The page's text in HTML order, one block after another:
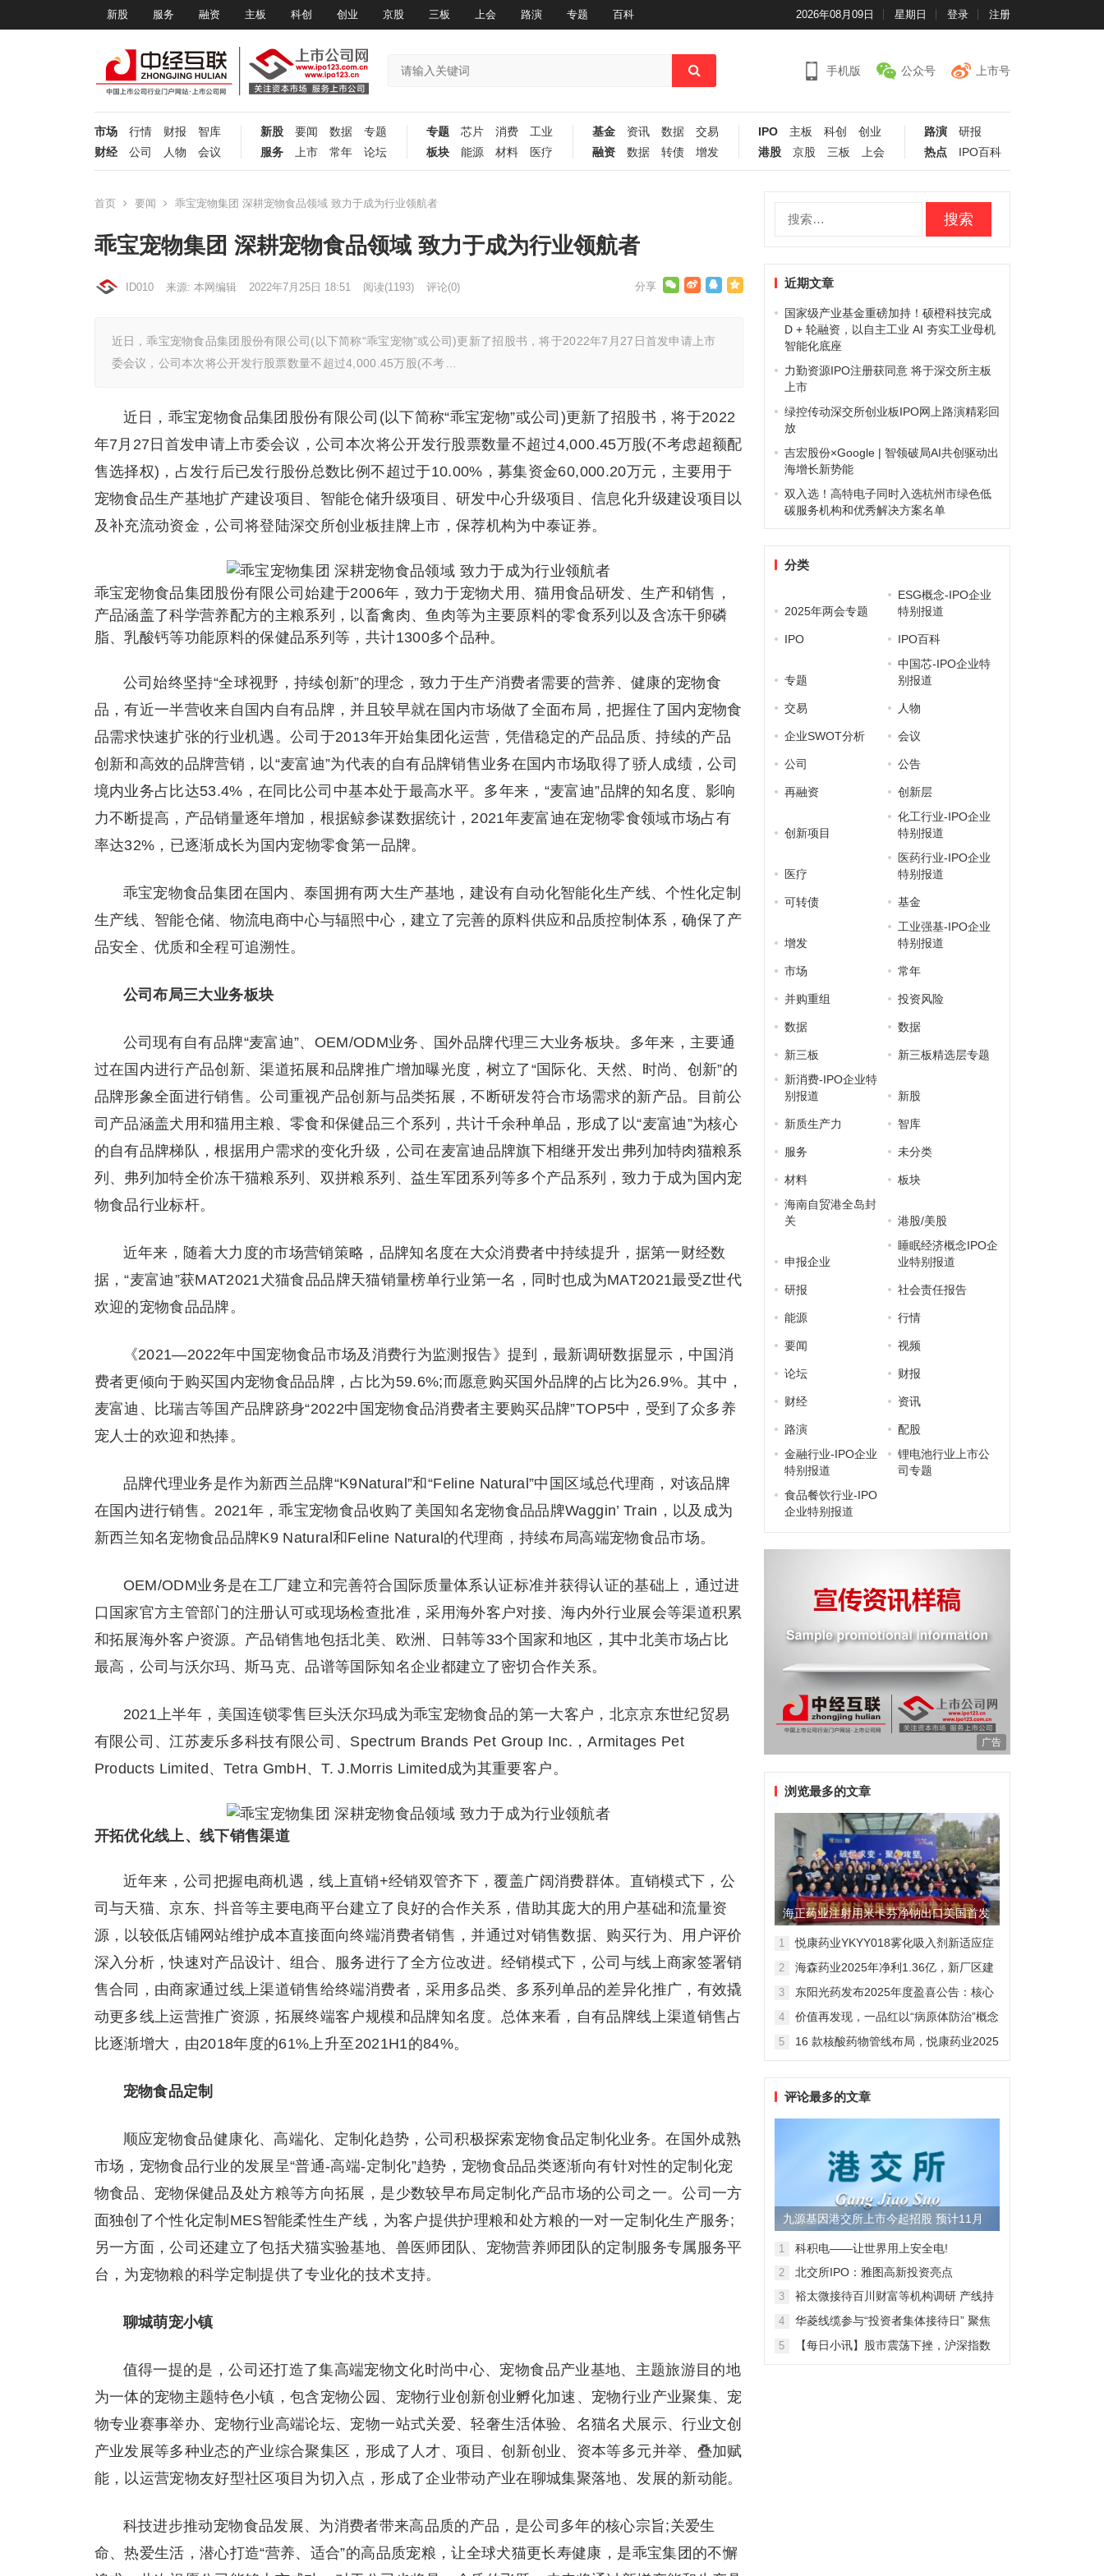
新股 服务 融资 主板 科创 创业 京股 三板 上会 路演 专题 百科 2026年08月09日 星期日 登录 注册
手机版 公众号 上市号
市场 行情 财报
智库
财经
公司 人物 会议
新股 要闻 数据
专题
服务
上市 常年 论坛
专题 芯片 消费
工业
板块
能源 材料 医疗
基金 资讯 数据
交易
融资
数据 转债 增发
IPO 主板 科创
创业
港股
京股 三板 上会
路演
研报
热点
IPO百科
首页 要闻 乖宝宠物集团 深耕宠物食品领域 致力于成为行业领航者
乖宝宠物集团 深耕宠物食品领域 致力于成为行业领航者
ID010 来源: 本网编辑 2022年7月25日 18:51 阅读(1193) 评论(0)
近日，乖宝宠物食品集团股份有限公司(以下简称“乖宝宠物”或公司)更新了招股书，将于2022年7月27日首发申请上市
委会议，公司本次将公开发行股票数量不超过4,000.45万股(不考…
近日，乖宝宠物食品集团股份有限公司(以下简称“乖宝宠物”或公司)更新了招股书，将于2022
年7月27日首发申请上市委会议，公司本次将公开发行股票数量不超过4,000.45万股(不考虑超额配
售选择权)，占发行后已发行股份总数比例不超过于10.00%，募集资金60,000.20万元，主要用于
宠物食品生产基地扩产建设项目、智能仓储升级项目、研发中心升级项目、信息化升级建设项目以
及补充流动资金，公司将登陆深交所创业板挂牌上市，保荐机构为中泰证券。
乖宝宠物食品集团股份有限公司始建于2006年，致力于宠物犬用、猫用食品研发、生产和销售，
产品涵盖了科学营养配方的主粮系列，以畜禽肉、鱼肉等为主要原料的零食系列以及含冻干卵磷
脂、乳酸钙等功能原料的保健品系列等，共计1300多个品种。
公司始终坚持“全球视野，持续创新”的理念，致力于生产消费者需要的营养、健康的宠物食
品，有近一半营收来自国内自有品牌，并且较早就在国内市场做了全面布局，把握住了国内宠物食
品需求快速扩张的行业机遇。公司于2013年开始集团化运营，凭借稳定的产品品质、持续的产品
创新和高效的品牌营销，以“麦富迪”为代表的自有品牌销售业务在国内市场取得了骄人成绩，公司
境内业务占比达53.4%，在同比公司中基本处于最高水平。多年来，“麦富迪”品牌的知名度、影响
力不断提高，产品销量逐年增加，根据鲸参谋数据统计，2021年麦富迪在宠物零食领域市场占有
率达32%，已逐渐成长为国内宠物零食第一品牌。
乖宝宠物食品集团在国内、泰国拥有两大生产基地，建设有自动化智能化生产线、个性化定制
生产线、智能仓储、物流电商中心与辐照中心，建立了完善的原料供应和品质控制体系，确保了产
品安全、优质和全程可追溯性。
公司布局三大业务板块
公司现有自有品牌“麦富迪”、OEM/ODM业务、国外品牌代理三大业务板块。多年来，主要通
过在国内进行产品创新、渠道拓展和品牌推广增加曝光度，树立了“国际化、天然、时尚、创新”的
品牌形象全面进行销售。公司重视产品创新与品类拓展，不断研发符合市场需求的新产品。目前公
司产品涵盖犬用和猫用主粮、零食和保健品三个系列，共计千余种单品，形成了以“麦富迪”为核心
的自有品牌梯队，根据用户需求的变化升级，公司在麦富迪品牌旗下相继开发出弗列加特肉猫粮系
列、弗列加特全价冻干猫粮系列、双拼粮系列、益生军团系列等多个产品系列，致力于成为国内宠
物食品行业标杆。
近年来，随着大力度的市场营销策略，品牌知名度在大众消费者中持续提升，据第一财经数
据，“麦富迪”获MAT2021犬猫食品品牌天猫销量榜单行业第一名，同时也成为MAT2021最受Z世代
欢迎的宠物食品品牌。
《2021—2022年中国宠物食品市场及消费行为监测报告》提到，最新调研数据显示，中国消
费者更倾向于购买国内宠物食品品牌，占比为59.6%;而愿意购买国外品牌的占比为26.9%。其中，
麦富迪、比瑞吉等国产品牌跻身“2022中国宠物食品消费者主要购买品牌”TOP5中，受到了众多养
宠人士的欢迎和热捧。
品牌代理业务是作为新西兰品牌“K9Natural”和“Feline Natural”中国区域总代理商，对该品牌
在国内进行销售。2021年，乖宝宠物食品收购了美国知名宠物食品品牌Waggin’ Train，以及成为
新西兰知名宠物食品品牌K9 Natural和Feline Natural的代理商，持续布局高端宠物食品市场。
OEM/ODM业务是在工厂建立和完善符合国际质量体系认证标准并获得认证的基础上，通过进
口国家官方主管部门的注册认可或现场检查批准，采用海外客户对接、海内外行业展会等渠道积累
和拓展海外客户资源。产品销售地包括北美、欧洲、日韩等33个国家和地区，其中北美市场占比
最高，公司与沃尔玛、斯马克、品谱等国际知名企业都建立了密切合作关系。
2021上半年，美国连锁零售巨头沃尔玛成为乖宝宠物食品的第一大客户，北京京东世纪贸易
有限公司、江苏麦乐多科技有限公司、Spectrum Brands Pet Group Inc.，Armitages Pet
Products Limited、Tetra GmbH、T. J.Morris Limited成为其重要客户。
开拓优化线上、线下销售渠道
近年来，公司把握电商机遇，线上直销+经销双管齐下，覆盖广阔消费群体。直销模式下，公
司与天猫、京东、抖音等主要电商平台建立了良好的合作关系，借助其庞大的用户基础和流量资
源，以较低店铺网站维护成本直接面向终端消费者销售，并通过对销售数据、购买行为、用户评价
深入分析，快速对产品设计、组合、服务进行了全方位改进。经销模式下，公司与线上商家签署销
售合同，由商家通过线上渠道销售给终端消费者，采用多品类、多系列单品的差异化推广，有效撬
动更多线上运营推广资源，拓展终端客户规模和品牌知名度。总体来看，自有品牌线上渠道销售占
比逐渐增大，由2018年度的61%上升至2021H1的84%。
宠物食品定制
顺应宠物食品健康化、高端化、定制化趋势，公司积极探索宠物食品定制化业务。在国外成熟
市场，宠物食品行业的发展呈“普通-高端-定制化”趋势，宠物食品品类逐渐向有针对性的定制化宠
物食品、宠物保健品及处方粮等方向拓展，是少数较早布局定制化产品市场的公司之一。公司一方
面独创了个性化定制MES智能柔性生产线，为客户提供护理粮和处方粮的一对一定制化生产服务;
另一方面，公司还建立了包括犬猫实验基地、兽医师团队、宠物营养师团队的定制服务专属服务平
台，为宠物粮的科学定制提供了专业化的技术支持。
聊城萌宠小镇
值得一提的是，公司还打造了集高端宠物文化时尚中心、宠物食品产业基地、主题旅游目的地
为一体的宠物主题特色小镇，包含宠物公园、宠物行业创新创业孵化加速、宠物行业产业聚集、宠
物专业赛事举办、宠物行业高端论坛、宠物一站式关爱、轻奢生活体验、名猫名犬展示、行业文创
产业发展等多种业态的产业综合聚集区，形成了人才、项目、创新创业、资本等多元并举、叠加赋
能，以运营宠物友好型社区项目为切入点，形成了企业带动产业在聊城集聚落地、发展的新动能。
科技进步推动宠物食品发展、为消费者带来高品质的产品，是公司多年的核心宗旨;关爱生
命、热爱生活，潜心打造“营养、适合”的高品质宠粮，让全球犬猫更长寿健康，是乖宝集团的不懈
近期文章
国家级产业基金重磅加持！硕橙科技完成
D + 轮融资，以自主工业 AI 夯实工业母机
智能化底座
力勤资源IPO注册获同意 将于深交所主板
上市
绿控传动深交所创业板IPO网上路演精彩回
放
吉宏股份×Google | 智领破局AI共创驱动出
海增长新势能
双入选！高特电子同时入选杭州市绿色低
碳服务机构和优秀解决方案名单
分类
2025年两会专题
ESG概念-IPO企业
特别报道
IPO IPO百科
专题
中国芯-IPO企业特
别报道
交易 人物
企业SWOT分析 会议
公司 公告
再融资 创新层
创新项目
化工行业-IPO企业
特别报道
医疗
医药行业-IPO企业
特别报道
可转债 基金
增发
工业强基-IPO企业
特别报道
市场 常年
并购重组 投资风险
数据 数据
新三板
新三板精选层专题
新消费-IPO企业特
别报道
新股
新质生产力 智库
服务 未分类
材料
板块
海南自贸港全岛封
关
港股/美股
申报企业
睡眠经济概念IPO企
业特别报道
研报 社会责任报告
能源 行情
要闻 视频
论坛 财报
财经 资讯
路演
配股
金融行业-IPO企业
特别报道
锂电池行业上市公
司专题
食品餐饮行业-IPO
企业特别报道
广告
浏览最多的文章
海正药业注射用米卡芬净钠出口美国首发
制剂全球化迈出关键一步
1
悦康药业YKYY018雾化吸入剂新适应症
感染防治
2
海森药业2025年净利1.36亿，新厂区建
3
东阳光药发布2025年度盈喜公告：核心
维度
4
价值再发现，一品红以“病原体防治”概念
5
16 款核酸药物管线布局，悦康药业2025
评论最多的文章
九源基因港交所上市今起招股 预计11月
28日上市
1 科积电——让世界用上安全电!
2 北交所IPO：雅图高新投资亮点
3
裕太微接待百川财富等机构调研 产线持
4
华菱线缆参与“投资者集体接待日” 聚焦
5
【每日小讯】股市震荡下挫，沪深指数